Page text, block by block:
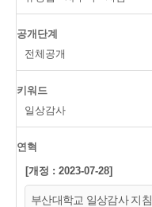
공개단계
전체공개
키워드
일상감사
연혁
[개정 : 2023-07-28]
부산대학교 일상감사 지침